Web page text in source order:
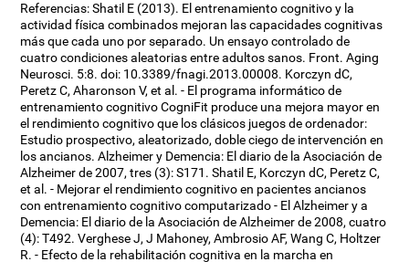
Referencias: Shatil E (2013). El entrenamiento cognitivo y la
actividad física combinados mejoran las capacidades cognitivas
más que cada uno por separado. Un ensayo controlado de
cuatro condiciones aleatorias entre adultos sanos. Front. Aging
Neurosci. 5:8. doi: 10.3389/fnagi.2013.00008. Korczyn dC,
Peretz C, Aharonson V, et al. - El programa informático de
entrenamiento cognitivo CogniFit produce una mejora mayor en
el rendimiento cognitivo que los clásicos juegos de ordenador:
Estudio prospectivo, aleatorizado, doble ciego de intervención en
los ancianos. Alzheimer y Demencia: El diario de la Asociación de
Alzheimer de 2007, tres (3): S171. Shatil E, Korczyn dC, Peretz C,
et al. - Mejorar el rendimiento cognitivo en pacientes ancianos
con entrenamiento cognitivo computarizado - El Alzheimer y a
Demencia: El diario de la Asociación de Alzheimer de 2008, cuatro
(4): T492. Verghese J, J Mahoney, Ambrosio AF, Wang C, Holtzer
R. - Efecto de la rehabilitación cognitiva en la marcha en